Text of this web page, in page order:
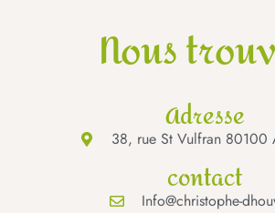
Nous
Adresse
38, rue St Vulfran 80100
contact
Info@christophe-